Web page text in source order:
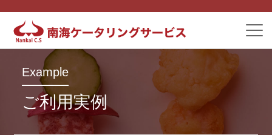
Example
ご利用実例